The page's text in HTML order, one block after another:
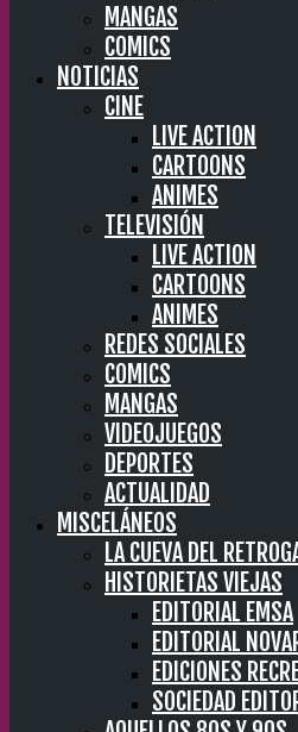
MANGAS
COMICS
NOTICIAS
CINE
LIVE ACTION
CARTOONS
ANIMES
TELEVISIÓN
LIVE ACTION
CARTOONS
ANIMES
REDES SOCIALES
COMICS
MANGAS
VIDEOJUEGOS
DEPORTES
ACTUALIDAD
MISCELÁNEOS
LA CUEVA DEL
HISTORIETAS VIEJAS
EDITORIAL EMSA
EDITORIAL
EDICIONES
SOCIEDAD